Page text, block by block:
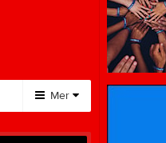
Mer